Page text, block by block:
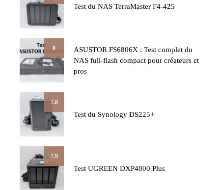
Test du NAS TerraMaster F4-425
8
ASUSTOR FS6806X : Test complet du
NAS full-flash compact pour créateurs et
pros
7.8
Test du Synology DS225+
7.9
Test UGREEN DXP4800 Plus